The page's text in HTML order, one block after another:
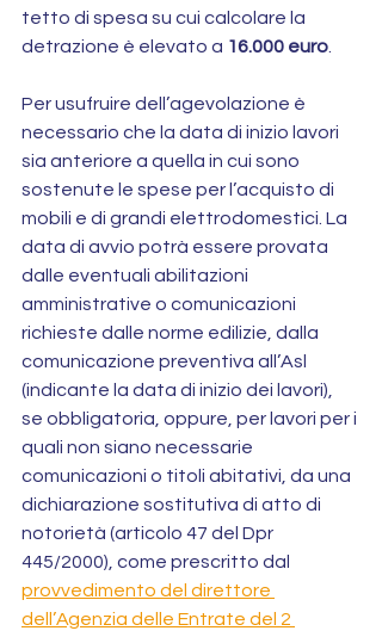
tetto di spesa su cui calcolare la
detrazione è elevato a 16.000 euro
Per usufruire dell’agevolazione è
necessario che la data di inizio lavori
sia anteriore a quella in cui sono
sostenute le spese per l’acquisto di
mobili e di grandi elettrodomestici. La
data di avvio potrà essere provata
dalle eventuali abilitazioni
amministrative o comunicazioni
richieste dalle norme edilizie, dalla
comunicazione preventiva all’Asl
(indicante la data di inizio dei lavori),
se obbligatoria, oppure, per lavori per i
quali non siano necessarie
comunicazioni o titoli abitativi, da una
dichiarazione sostitutiva di atto di
notorietà (articolo 47 del Dpr
445/2000), come prescritto dal
provvedimento del direttore
dell’Agenzia delle Entrate del 2